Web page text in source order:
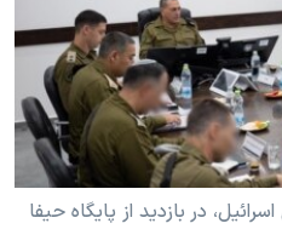
در بازدید از پایگاه حیفا